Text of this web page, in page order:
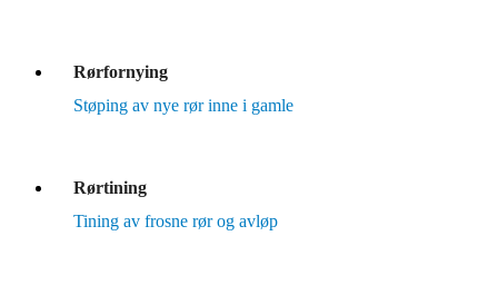
Rørfornying
Støping av nye rør inne i gamle
Rørtining
Tining av frosne rør og avløp